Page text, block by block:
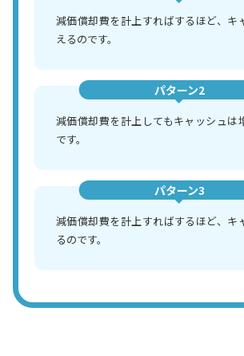
減価償却費を計上すればするほど、キ
えるのです。
パターン2
減価償却費を計上してもキャッシュは
です。
パターン3
減価償却費を計上すればするほど、キ
るのです。